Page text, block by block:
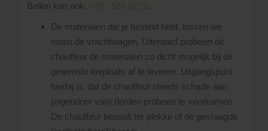
Bellen kan ook: 045 - 528 02 02
De materialen die je besteld hebt, lossen we
naast de vrachtwagen. Uiteraard probeert de
chauffeur de materialen zo dicht mogelijk bij de
gewenste losplaats af te leveren. Uitgangspunt
hierbij is, dat de chauffeur steeds schade aan
(eigendom van) derden probeert te voorkomen.
De chauffeur bepaalt ter plekke of de gevraagde